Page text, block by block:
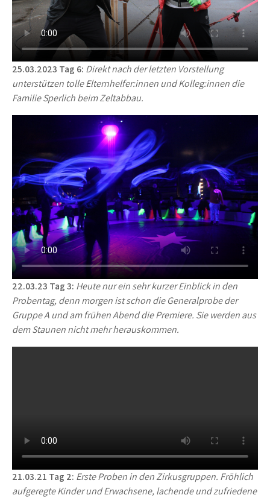
25.03.2023 Tag 6: Direkt nach der letzten Vorstellung
unterstützen tolle Elternhelfer:innen und Kolleg:innen die
Familie Sperlich beim Zeltabbau.
22.03.23 Tag 3: Heute nur ein sehr kurzer Einblick in den
Probentag, denn morgen ist schon die Generalprobe der
Gruppe A und am frühen Abend die Premiere. Sie werden aus
dem Staunen nicht mehr herauskommen.
21.03.21 Tag 2: Erste Proben in den Zirkusgruppen. Fröhlich
aufgeregte Kinder und Erwachsene, lachende und zufriedene